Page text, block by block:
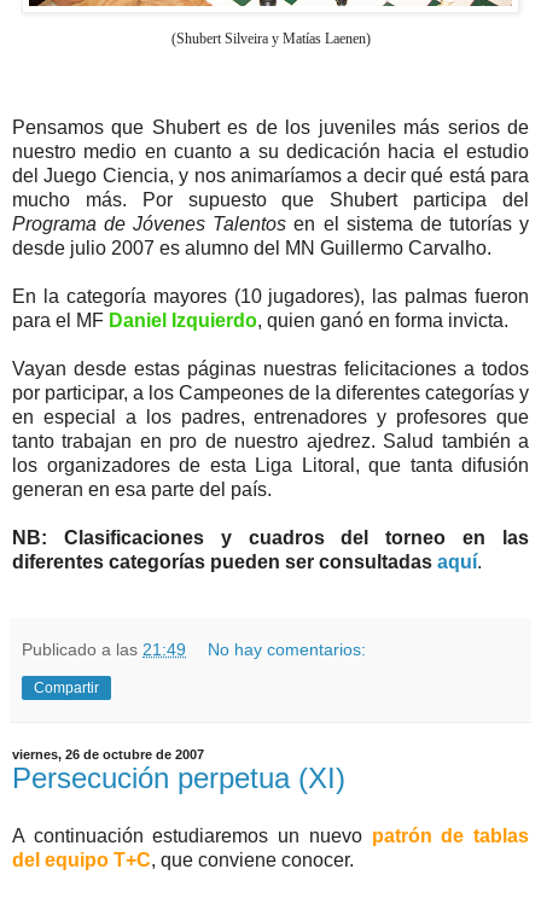
(Shubert Silveira y Matías Laenen)
Pensamos que Shubert es de los juveniles más serios de
nuestro medio en cuanto a su dedicación hacia el estudio
del Juego Ciencia, y nos animaríamos a decir qué está para
mucho más. Por supuesto que Shubert participa del
Programa de Jóvenes Talentos en el sistema de tutorías y
desde julio 2007 es alumno del MN Guillermo Carvalho.
En la categoría mayores (10 jugadores), las palmas fueron
para el MF Daniel Izquierdo, quien ganó en forma invicta.
Vayan desde estas páginas nuestras felicitaciones a todos
por participar, a los Campeones de la diferentes categorías y
en especial a los padres, entrenadores y profesores que
tanto trabajan en pro de nuestro ajedrez. Salud también a
los organizadores de esta Liga Litoral, que tanta difusión
generan en esa parte del país.
NB: Clasificaciones y cuadros del torneo en las
diferentes categorías pueden ser consultadas aquí.
Publicado a las 21:49 No hay comentarios:
Compartir
viernes, 26 de octubre de 2007
Persecución perpetua (XI)
A continuación estudiaremos un nuevo patrón de tablas
del equipo T+C, que conviene conocer.